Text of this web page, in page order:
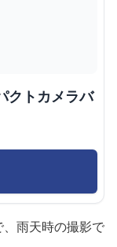
クトカメラバ
雨天時の撮影で